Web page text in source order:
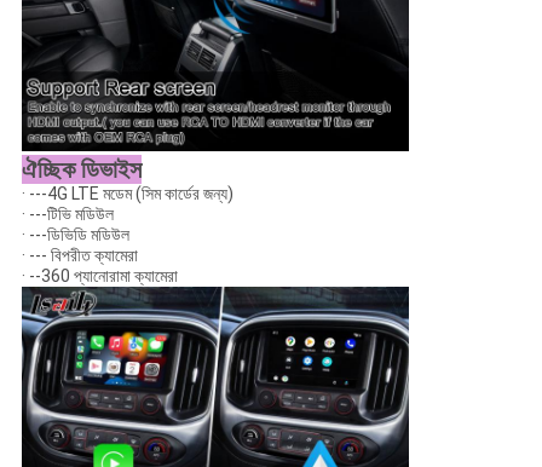
ঐচ্ছিক ডিভাইস
· ---4G LTE মডেম (সিম কার্ডের জন্য)
· ---টিভি মডিউল
· ---ডিভিডি মডিউল
· --- বিপরীত ক্যামেরা
· --360 প্যানোরামা ক্যামেরা